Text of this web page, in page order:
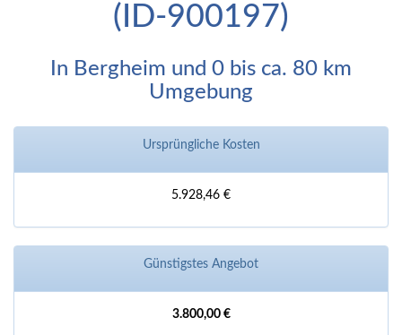
(ID-900197)
In Bergheim und 0 bis ca. 80 km
Umgebung
Ursprüngliche Kosten
5.928,46 €
Günstigstes Angebot
3.800,00 €